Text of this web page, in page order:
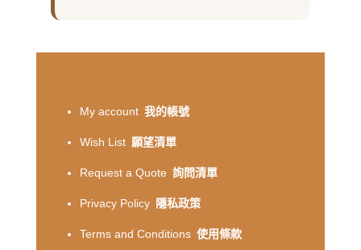
My account 我的帳號
Wish List 願望清單
Request a Quote 詢問清單
Privacy Policy 隱私政策
Terms and Conditions 使用條款